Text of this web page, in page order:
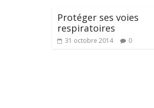
Protéger ses voies
respiratoires
31 octobre 2014 0